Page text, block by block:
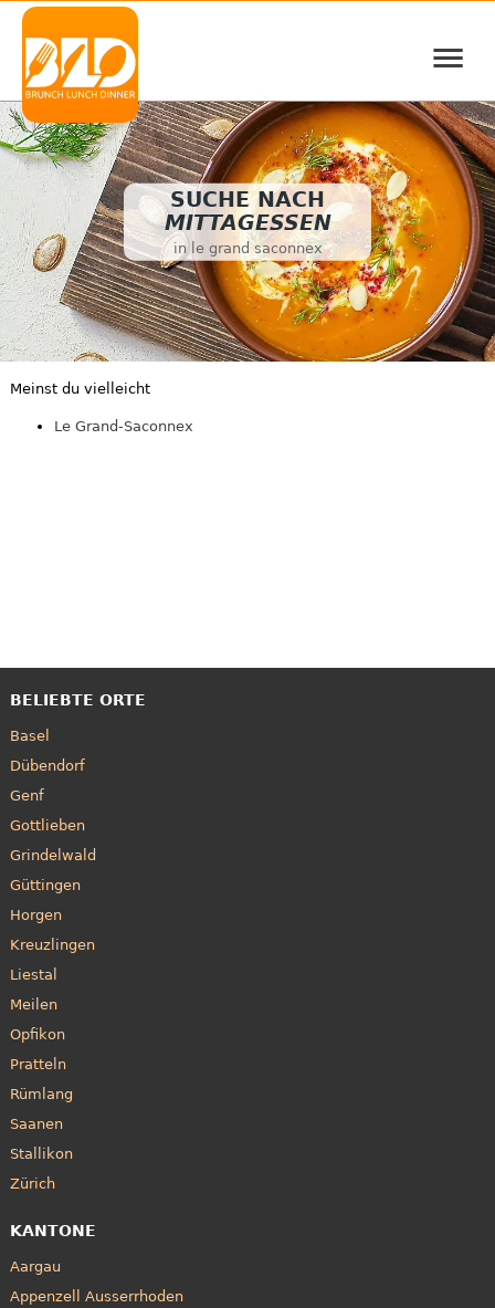
≡
SUCHE NACH
MITTAGESSEN
in le grand saconnex
Meinst du vielleicht
Le Grand-Saconnex
BELIEBTE ORTE
Basel
Dübendorf
Genf
Gottlieben
Grindelwald
Güttingen
Horgen
Kreuzlingen
Liestal
Meilen
Opfikon
Pratteln
Rümlang
Saanen
Stallikon
Zürich
KANTONE
Aargau
Appenzell Ausserrhoden